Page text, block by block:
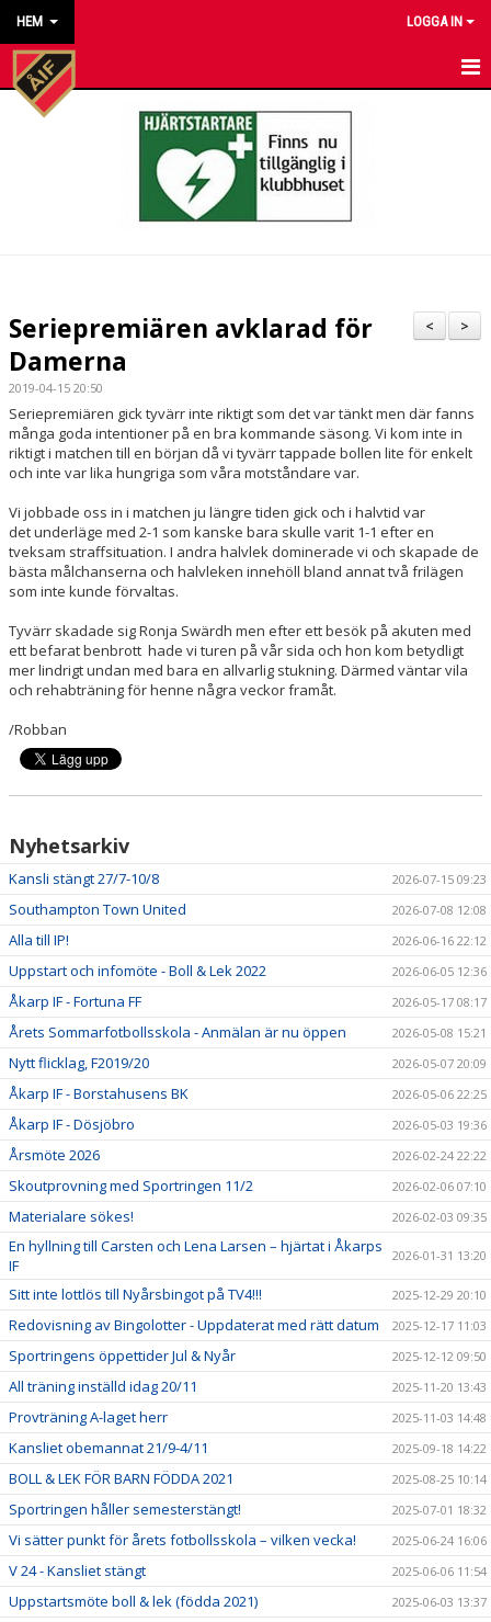
HEM LOGGA IN
HEM
KONTAKT ÅKARP IF
OM FÖRENINGEN
DOKUMENT
>
<
Seriepremiären avklarad för
Damerna
2019-04-15 20:50
Seriepremiären gick tyvärr inte riktigt som det var tänkt men där fanns
många goda intentioner på en bra kommande säsong. Vi kom inte in
riktigt i matchen till en början då vi tyvärr tappade bollen lite för enkelt
och inte var lika hungriga som våra motståndare var.
Vi jobbade oss in i matchen ju längre tiden gick och i halvtid var
det underläge med 2-1 som kanske bara skulle varit 1-1 efter en
tveksam straffsituation. I andra halvlek dominerade vi och skapade de
bästa målchanserna och halvleken innehöll bland annat två frilägen
som inte kunde förvaltas.
Tyvärr skadade sig Ronja Swärdh men efter ett besök på akuten med
ett befarat benbrott hade vi turen på vår sida och hon kom betydligt
mer lindrigt undan med bara en allvarlig stukning. Därmed väntar vila
och rehabträning för henne några veckor framåt.
/Robban
Nyhetsarkiv
Kansli stängt 27/7-10/8 2026-07-15 09:23
Southampton Town United 2026-07-08 12:08
Alla till IP! 2026-06-16 22:12
Uppstart och infomöte - Boll & Lek 2022 2026-06-05 12:36
Åkarp IF - Fortuna FF 2026-05-17 08:17
Årets Sommarfotbollsskola - Anmälan är nu öppen 2026-05-08 15:21
Nytt flicklag, F2019/20 2026-05-07 20:09
Åkarp IF - Borstahusens BK 2026-05-06 22:25
Åkarp IF - Dösjöbro 2026-05-03 19:36
Årsmöte 2026 2026-02-24 22:22
Skoutprovning med Sportringen 11/2 2026-02-06 07:10
Materialare sökes! 2026-02-03 09:35
En hyllning till Carsten och Lena Larsen – hjärtat i Åkarps
IF
2026-01-31 13:20
Sitt inte lottlös till Nyårsbingot på TV4!!! 2025-12-29 20:10
Redovisning av Bingolotter - Uppdaterat med rätt datum 2025-12-17 11:03
Sportringens öppettider Jul & Nyår 2025-12-12 09:50
All träning inställd idag 20/11 2025-11-20 13:43
Provträning A-laget herr 2025-11-03 14:48
Kansliet obemannat 21/9-4/11 2025-09-18 14:22
BOLL & LEK FÖR BARN FÖDDA 2021 2025-08-25 10:14
Sportringen håller semesterstängt! 2025-07-01 18:32
Vi sätter punkt för årets fotbollsskola – vilken vecka! 2025-06-24 16:06
V 24 - Kansliet stängt 2025-06-06 11:54
Uppstartsmöte boll & lek (födda 2021) 2025-06-03 13:37